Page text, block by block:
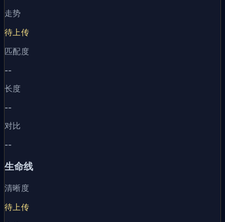
走势
待上传
匹配度
--
长度
--
对比
--
生命线
清晰度
待上传